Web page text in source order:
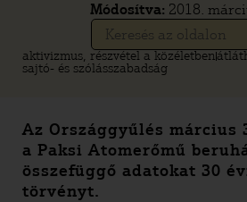
Módosítva: 2018.
aktivizmus, részvétel a közéletben
sajtó- és szólásszabadság
Az Országgyűlés március
a Paksi Atomerőmű
összefüggő adatokat 30
törvényt.